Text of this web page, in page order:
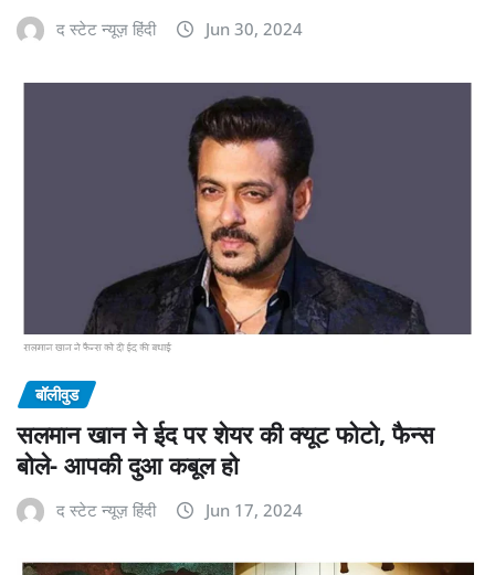
द स्टेट न्यूज़ हिंदी Jun 30, 2024
बॉलीवुड
सलमान खान ने ईद पर शेयर की क्यूट फोटो, फैन्स
बोले- आपकी दुआ कबूल हो
द स्टेट न्यूज़ हिंदी Jun 17, 2024